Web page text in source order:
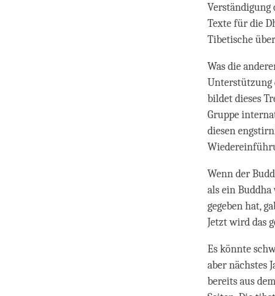
Verständigung
Texte für die
Tibetische
Was die
Unterstützung
bildet dieses
Gruppe
diesen
Wenn der
als ein
gegeben hat,
Jetzt wird das
Es könnte
aber nächstes
bereits aus